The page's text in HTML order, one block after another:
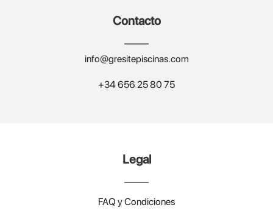
Contacto
info@gresitepiscinas.com
+34 656 25 80 75
Legal
FAQ y Condiciones